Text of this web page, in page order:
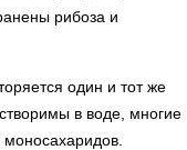
рибоза и
один и тот же
в воде, многие